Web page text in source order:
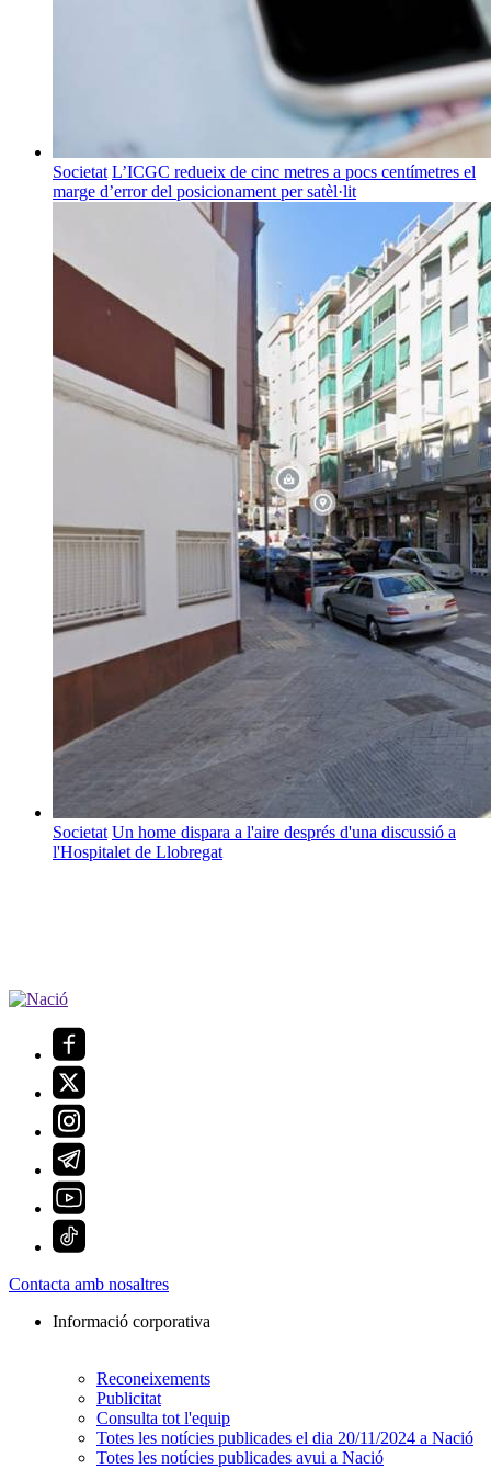
Societat L’ICGC redueix de cinc metres a pocs centímetres el
marge d’error del posicionament per satèl·lit
Societat Un home dispara a l'aire després d'una discussió a
l'Hospitalet de Llobregat
Contacta amb nosaltres
Informació corporativa
Reconeixements
Publicitat
Consulta tot l'equip
Totes les notícies publicades el dia 20/11/2024 a Nació
Totes les notícies publicades avui a Nació